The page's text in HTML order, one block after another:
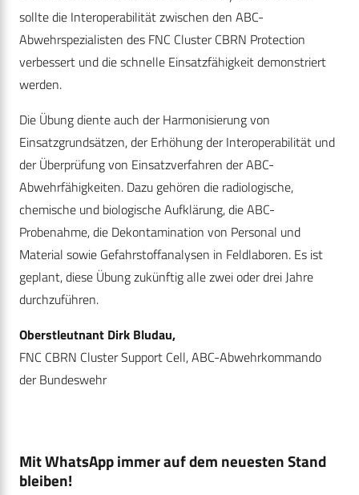
sollte die Interoperabilität zwischen den ABC-
Abwehrspezialisten des FNC Cluster CBRN Protection
verbessert und die schnelle Einsatzfähigkeit demonstriert
werden.
Die Übung diente auch der Harmonisierung von
Einsatzgrundsätzen, der Erhöhung der Interoperabilität und
der Überprüfung von Einsatzverfahren der ABC-
Abwehrfähigkeiten. Dazu gehören die radiologische,
chemische und biologische Aufklärung, die ABC-
Probenahme, die Dekontamination von Personal und
Material sowie Gefahrstoffanalysen in Feldlaboren. Es ist
geplant, diese Übung zukünftig alle zwei oder drei Jahre
durchzuführen.
Oberstleutnant Dirk Bludau,
FNC CBRN Cluster Support Cell, ABC-Abwehrkommando
der Bundeswehr
Mit WhatsApp immer auf dem neuesten Stand
bleiben!